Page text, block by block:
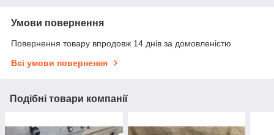
Умови повернення
Повернення товару впродовж 14 днів за домовленістю
Всі умови повернення
Подібні товари компанії